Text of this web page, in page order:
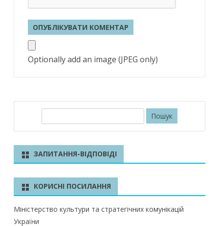
Optionally add an image (JPEG only)
к
ЗАПИТАННЯ-ВІДПОВІДІ
КОРИСНІ ПОСИЛАННЯ
Міністерство культури та стратегічних комунікацій
України